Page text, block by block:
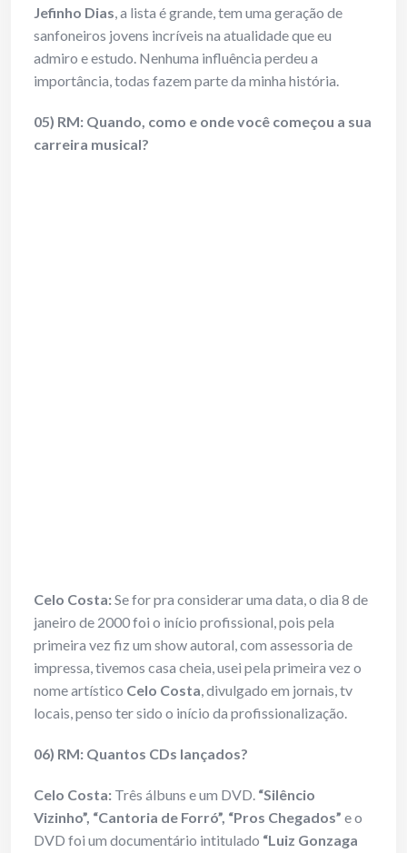
Jefinho Dias, a lista é grande, tem uma geração de
sanfoneiros jovens incríveis na atualidade que eu
admiro e estudo. Nenhuma influência perdeu a
importância, todas fazem parte da minha história.
05) RM: Quando, como e onde você começou a sua
carreira musical?
Celo Costa:Se for pra considerar uma data, o dia 8 de
janeiro de 2000 foi o início profissional, pois pela
primeira vez fiz um show autoral, com assessoria de
impressa, tivemos casa cheia, usei pela primeira vez o
nome artístico Celo Costa, divulgado em jornais, tv
locais, penso ter sido o início da profissionalização.
06) RM: Quantos CDs lançados?
Celo Costa: Três álbuns e um DVD. “Silêncio
Vizinho”, “Cantoria de Forró”, “Pros Chegados” e o
DVD foi um documentário intitulado “Luiz Gonzaga